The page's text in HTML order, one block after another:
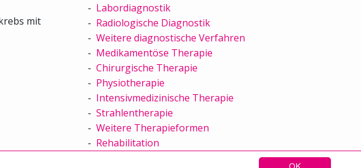
OK
mit
Labordiagnostik
Radiologische Diagnostik
Weitere diagnostische Verfahren
Medikamentöse Therapie
Chirurgische Therapie
Physiotherapie
Intensivmedizinische Therapie
Strahlentherapie
Weitere Therapieformen
Rehabilitation